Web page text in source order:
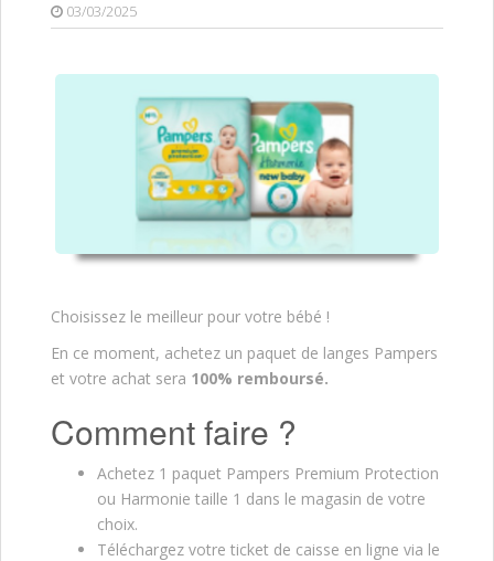
03/03/2025
Choisissez le meilleur pour votre bébé !
En ce moment, achetez un paquet de langes Pampers
et votre achat sera 100% remboursé.
Comment faire ?
Achetez 1 paquet Pampers Premium Protection
ou Harmonie taille 1 dans le magasin de votre
choix.
Téléchargez votre ticket de caisse en ligne via le